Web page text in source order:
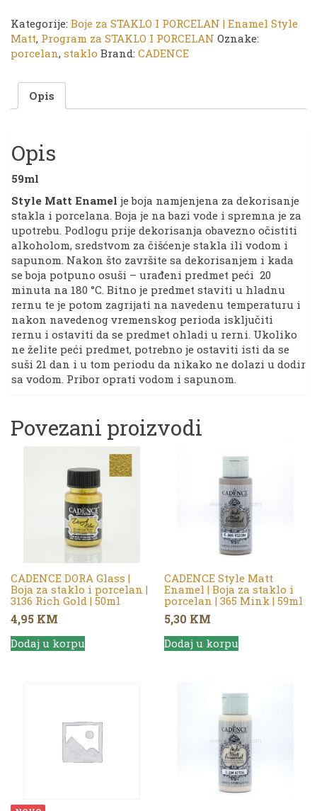
Enamel
|
Boja
staklo
porcelan
Baby
59ml
količina
Kategorije: Boje za STAKLO I PORCELAN | Enamel Style
Matt, Program za STAKLO I PORCELAN Oznake:
porcelan, staklo Brand: CADENCE
Opis
Opis
59ml
Style Matt Enamel je boja namjenjena za dekorisanje
stakla i porcelana. Boja je na bazi vode i spremna je za
upotrebu. Podlogu prije dekorisanja obavezno očistiti
alkoholom, sredstvom za čišćenje stakla ili vodom i
sapunom. Nakon što završite sa dekorisanjem i kada
se boja potpuno osuši – urađeni predmet peći 20
minuta na 180 °C. Bitno je predmet staviti u hladnu
rernu te je potom zagrijati na navedenu temperaturu i
nakon navedenog vremenskog perioda isključiti
rernu i ostaviti da se predmet ohladi u rerni. Ukoliko
ne želite peći predmet, potrebno je ostaviti isti da se
suši 21 dan i u tom periodu da nikako ne dolazi u dodir
sa vodom. Pribor oprati vodom i sapunom.
Povezani proizvodi
CADENCE DORA Glass |
Boja za staklo i porcelan |
3136 Rich Gold | 50ml
4,95 KM
Dodaj u korpu
CADENCE Style Matt
Enamel | Boja za staklo i
porcelan | 365 Mink | 59ml
5,30 KM
Dodaj u korpu